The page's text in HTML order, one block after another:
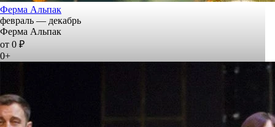
Ферма Альпак
февраль — декабрь
Ферма Альпак
от 0 ₽
0+